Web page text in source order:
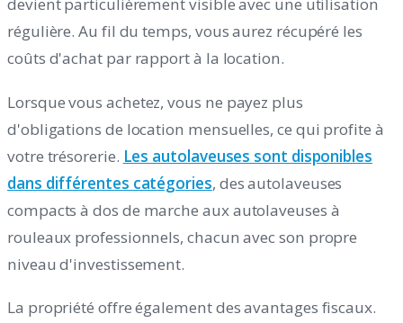
devient particulièrement visible avec une utilisation
régulière. Au fil du temps, vous aurez récupéré les
coûts d'achat par rapport à la location.
Lorsque vous achetez, vous ne payez plus
d'obligations de location mensuelles, ce qui profite à
votre trésorerie. Les autolaveuses sont disponibles
dans différentes catégories, des autolaveuses
compacts à dos de marche aux autolaveuses à
rouleaux professionnels, chacun avec son propre
niveau d'investissement.
La propriété offre également des avantages fiscaux.